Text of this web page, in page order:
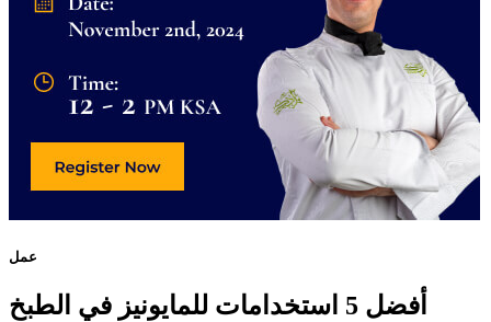
عمل
أفضل 5 استخدامات للمايونيز في الطبخ